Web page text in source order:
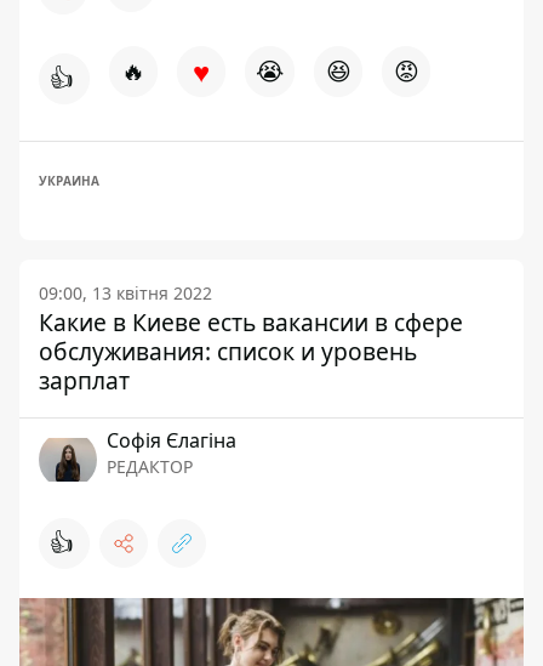
👍 🔥 ♥ 😭 😆 😡
УКРАИНА
09:00, 13 квітня 2022
Какие в Киеве есть вакансии в сфере
обслуживания: список и уровень
зарплат
Софія Єлагіна
РЕДАКТОР
👍